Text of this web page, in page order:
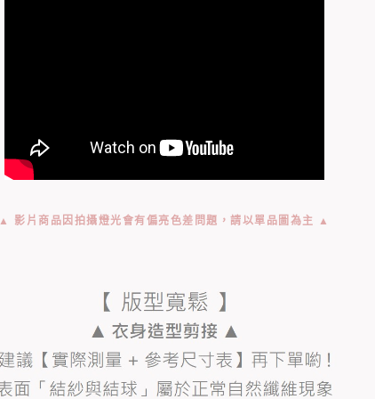
▲ 影片商品因拍攝燈光會有偏亮色差問題，請以單品圖為主 ▲